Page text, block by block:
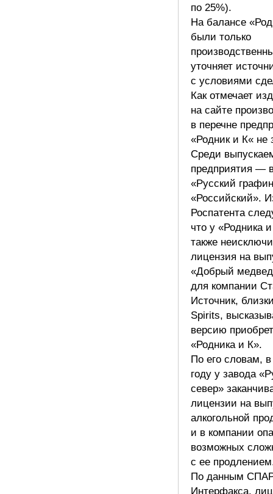
по 25%).
На балансе
были только
уточняет
с условиями
Как отмечает
на сайте
в перечне
«Родник и К« не
Среди
предприятия —
«Русский
«Российский».
Роспатента
что у «Родника
также
лицензия на
«Добрый
для компании
Источник,
Spirits,
версию
«Родника и К».
По его словам,
году у завода
север»
лицензии на
алкогольной
и в компании
возможных
с ее
По данным
Интерфакса,